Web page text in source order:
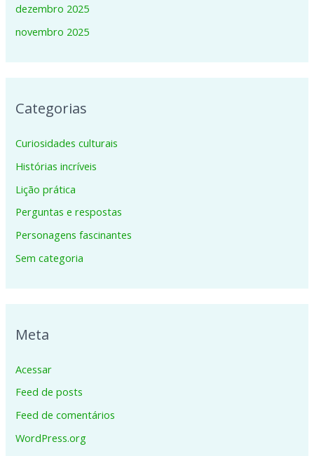
dezembro 2025
novembro 2025
Categorias
Curiosidades culturais
Histórias incríveis
Lição prática
Perguntas e respostas
Personagens fascinantes
Sem categoria
Meta
Acessar
Feed de posts
Feed de comentários
WordPress.org